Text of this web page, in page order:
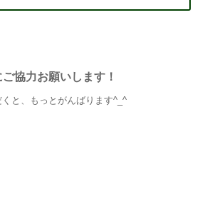
協力お願いします！
と、もっとがんばります^_^